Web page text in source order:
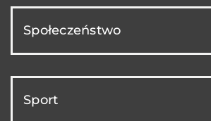
Społeczeństwo
Sport